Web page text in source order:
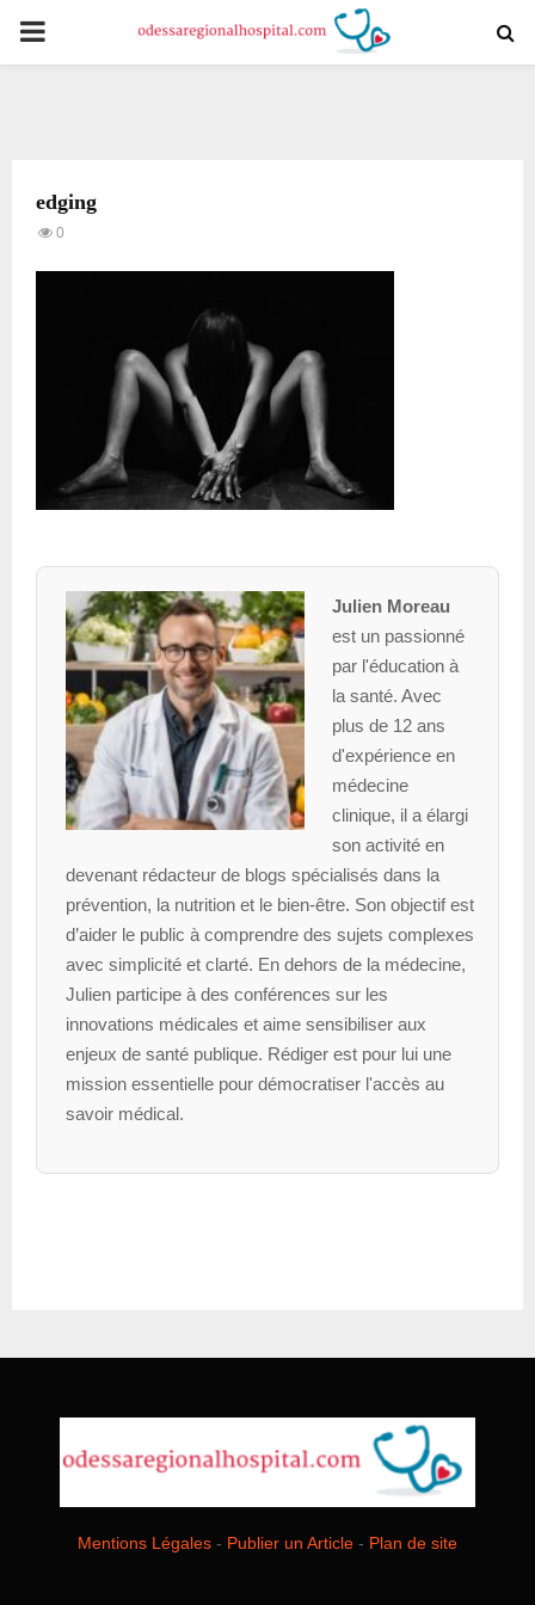
PRIMARY
edging
0
Julien Moreau
est un passionné
par l'éducation à
la santé. Avec
plus de 12 ans
d'expérience en
médecine
clinique, il a élargi
son activité en
devenant rédacteur de blogs spécialisés dans la
prévention, la nutrition et le bien-être. Son objectif est
d’aider le public à comprendre des sujets complexes
avec simplicité et clarté. En dehors de la médecine,
Julien participe à des conférences sur les
innovations médicales et aime sensibiliser aux
enjeux de santé publique. Rédiger est pour lui une
mission essentielle pour démocratiser l'accès au
savoir médical.
Mentions Légales - Publier un Article - Plan de site